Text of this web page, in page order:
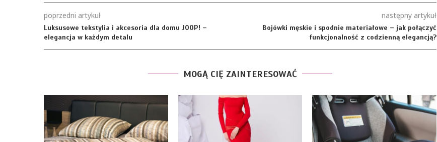
poprzedni artykuł
Luksusowe tekstylia i akcesoria dla domu JOOP! –
elegancja w każdym detalu
następny artykuł
Bojówki męskie i spodnie materiałowe – jak połączyć
funkcjonalność z codzienną elegancją?
MOGĄ CIĘ ZAINTERESOWAĆ